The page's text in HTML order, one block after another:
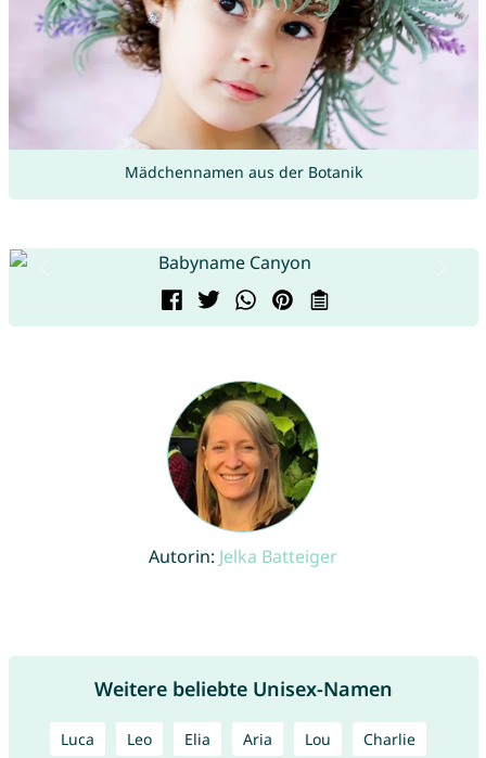
Mädchennamen aus der Botanik
Autorin: Jelka Batteiger
Weitere beliebte Unisex-Namen
Luca Leo Elia Aria Lou Charlie